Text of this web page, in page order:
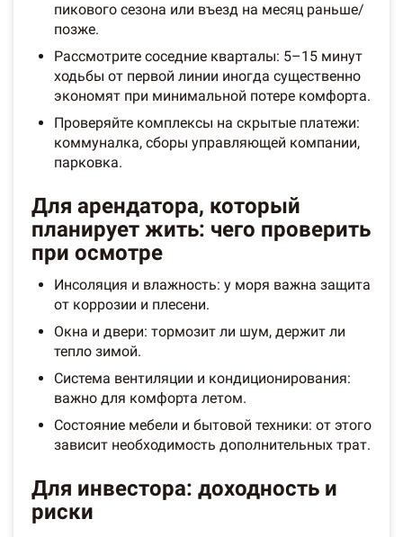
пикового сезона или въезд на месяц раньше/
позже.
Рассмотрите соседние кварталы: 5–15 минут
ходьбы от первой линии иногда существенно
экономят при минимальной потере комфорта.
Проверяйте комплексы на скрытые платежи:
коммуналка, сборы управляющей компании,
парковка.
Для арендатора, который
планирует жить: чего проверить
при осмотре
Инсоляция и влажность: у моря важна защита
от коррозии и плесени.
Окна и двери: тормозит ли шум, держит ли
тепло зимой.
Система вентиляции и кондиционирования:
важно для комфорта летом.
Состояние мебели и бытовой техники: от этого
зависит необходимость дополнительных трат.
Для инвестора: доходность и
риски